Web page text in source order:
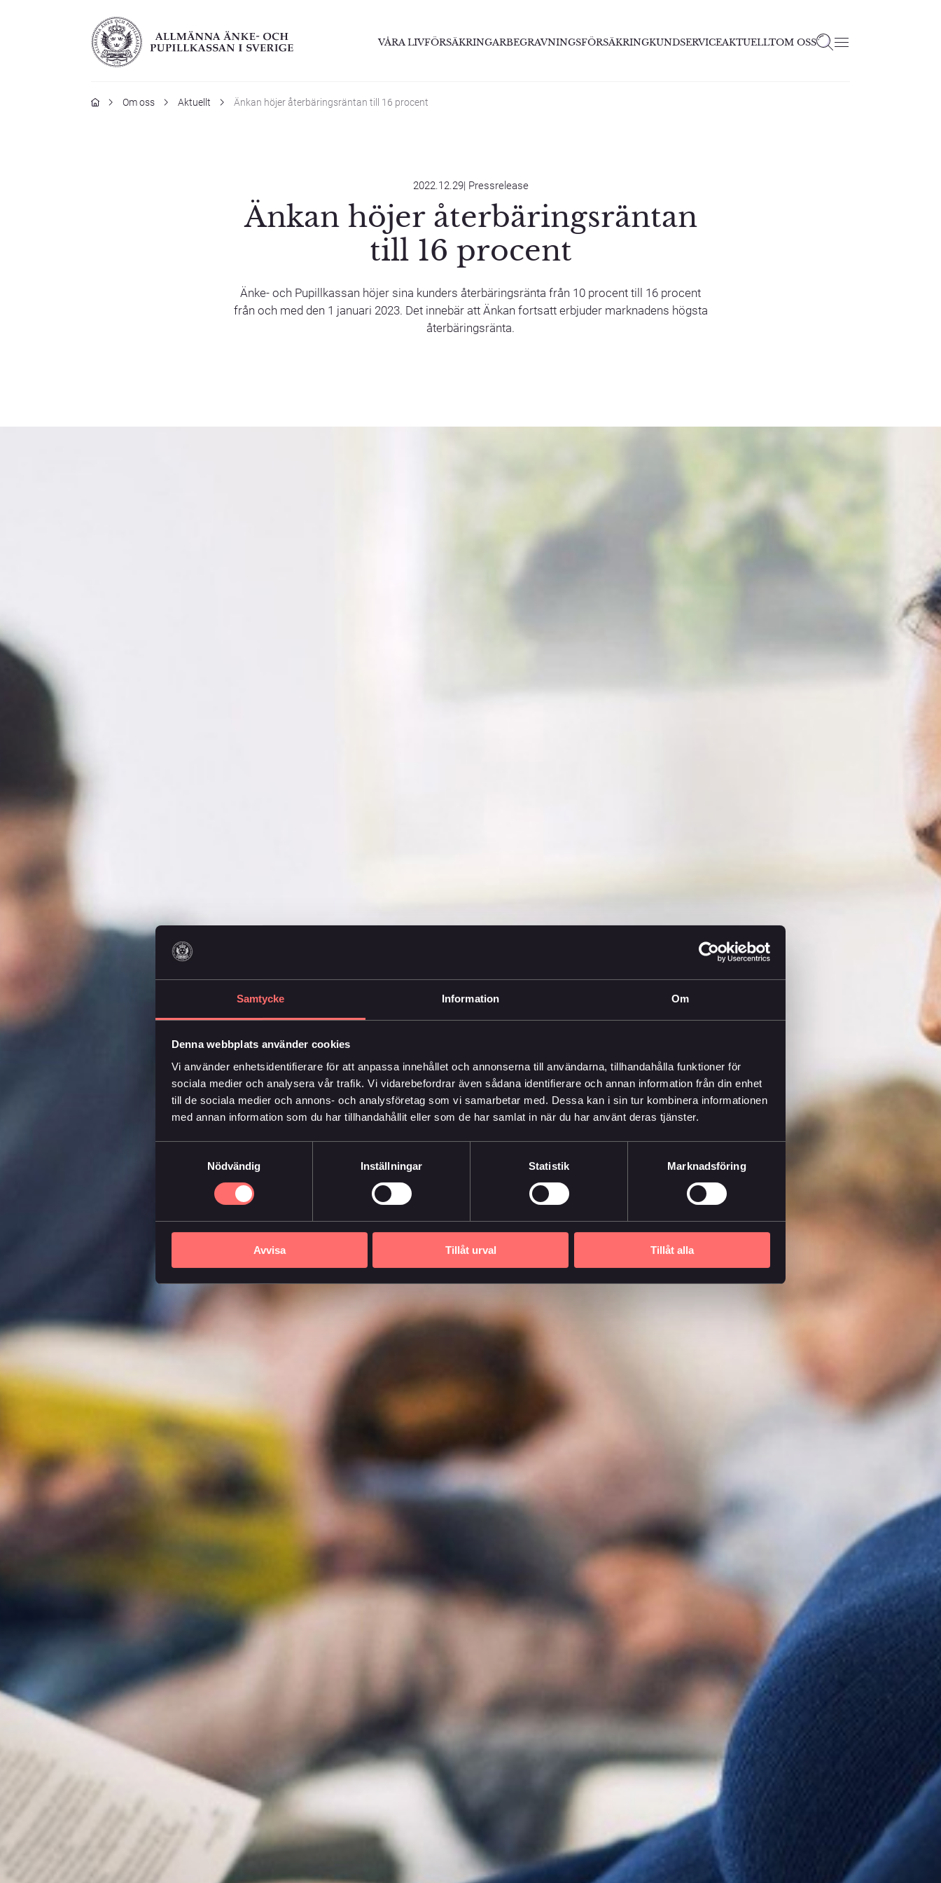
Samtycke Information Om
Denna webbplats använder cookies
Vi använder enhetsidentifierare för att anpassa innehållet och annonserna till användarna, tillhandahålla funktioner för
sociala medier och analysera vår trafik. Vi vidarebefordrar även sådana identifierare och annan information från din enhet
till de sociala medier och annons- och analysföretag som vi samarbetar med. Dessa kan i sin tur kombinera informationen
med annan information som du har tillhandahållit eller som de har samlat in när du har använt deras tjänster.
Nödvändig
Inställningar Statistik Marknadsföring
Avvisa Tillåt urval Tillåt alla
VÅRA LIVFÖRSÄKRINGARBEGRAVNINGSFÖRSÄKRINGKUNDSERVICEAKTUELLTOM OSS
Hem Om oss Aktuellt Änkan höjer återbäringsräntan till 16 procent
2022.12.29| Pressrelease
Änkan höjer återbäringsräntan
till 16 procent
Änke- och Pupillkassan höjer sina kunders återbäringsränta från 10 procent till 16 procent
från och med den 1 januari 2023. Det innebär att Änkan fortsatt erbjuder marknadens högsta
återbäringsränta.